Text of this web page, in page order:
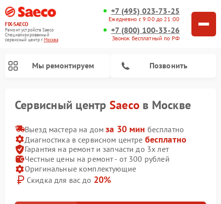
FIX-SAECO
Ремонт устройств Saeco
Специализированный
cервисный центр г.Москва
+7 (495) 023-73-25
Ежедневно с 9:00 до 21:00
+7 (800) 100-33-26
Звонок бесплатный по РФ
Мы ремонтируем Позвонить
Сервисный центр Saeco в Москве
Выезд мастера на домза 30 мин бесплатно
Диагностика в сервисном центре бесплатно
Гарантия на ремонт и запчасти до 3х лет
Честные цены на ремонт - от 300 рублей
Оригинальные комплектующие
Скидка для вас до 20%